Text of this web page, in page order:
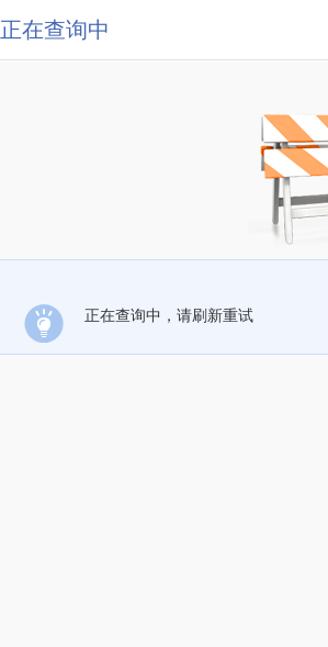
正在查询中
正在查询中，请刷新重试